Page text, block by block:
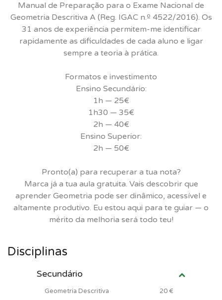
Manual de Preparação para o Exame Nacional de
Geometria Descritiva A (Reg. IGAC n.º 4522/2016). Os
31 anos de experiência permitem-me identificar
rapidamente as dificuldades de cada aluno e ligar
sempre a teoria à prática.
Formatos e investimento
Ensino Secundário:
1h — 25€
1h30 — 35€
2h — 40€
Ensino Superior:
2h — 50€
Pronto(a) para recuperar a tua nota?
Marca já a tua aula gratuita. Vais descobrir que
aprender Geometria pode ser dinâmico, acessível e
altamente produtivo. Eu estou aqui para te guiar — o
mérito da melhoria será todo teu!
Disciplinas
Secundário
Geometria Descritiva 20 €